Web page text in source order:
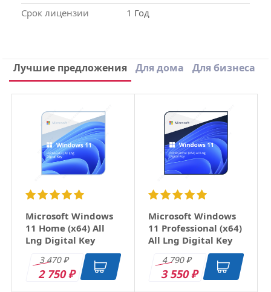
Срок лицензии
1 Год
Написать отзыв
×
Email
Заголовок
Оцените товар
Лучшие предложения Для дома Для бизнеса
Microsoft Windows
11 Home (x64) All
Lng Digital Key
3 470₽
2 750₽
Microsoft Windows
11 Professional (x64)
All Lng Digital Key
4 790₽
3 550₽